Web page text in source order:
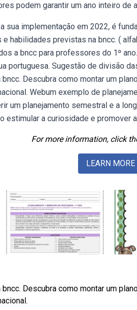
podem garantir um ano inteiro de
sua implementação em 2022, é
e habilidades previstas na bncc. (
a bncc para professores do 1º
portuguesa. Sugestão de divisão
Descubra como montar um
Webum exemplo de
um planejamento semestral e a
estimular a curiosidade e promover
For more information, click
LEARN MORE
Descubra como montar um